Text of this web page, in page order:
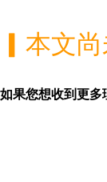
▎本文
如果您想收到更多